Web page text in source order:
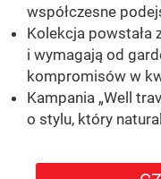
współczesne
Kolekcja powstała
i wymagają od
kompromisów w
Kampania „Well
o stylu, który